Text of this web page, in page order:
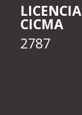
LICENCIA
CICMA
2787